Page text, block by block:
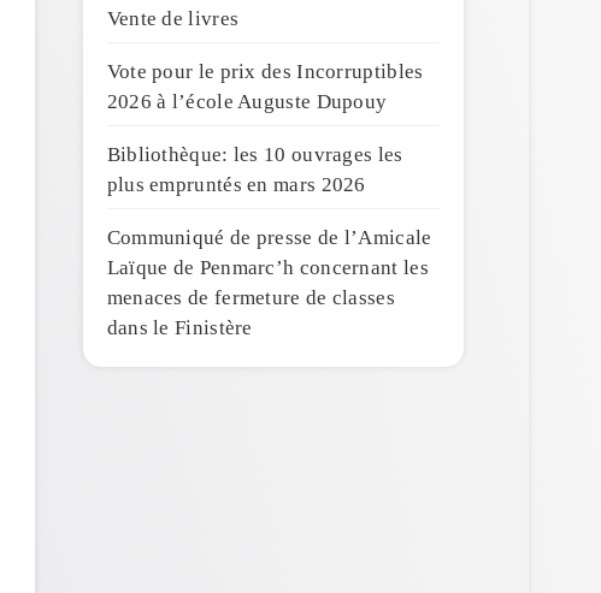
Vente de livres
Vote pour le prix des Incorruptibles
2026 à l’école Auguste Dupouy
Bibliothèque: les 10 ouvrages les
plus empruntés en mars 2026
Communiqué de presse de l’Amicale
Laïque de Penmarc’h concernant les
menaces de fermeture de classes
dans le Finistère